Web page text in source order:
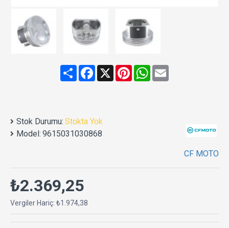
ShareFacebook
X PinterestWhatsApp
Email
Stok Durumu: Stokta Yok
Model: 9615031030868
CF MOTO
₺2.369,25
Vergiler Hariç: ₺1.974,38